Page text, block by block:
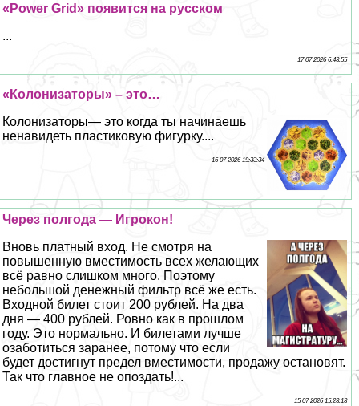
«Power Grid» появится на русском
...
17 07 2026 6:43:55
«Колонизаторы» – это…
Колонизаторы— это когда ты начинаешь
ненавидеть пластиковую фигурку....
16 07 2026 19:33:34
Через полгода — Игрокон!
Вновь платный вход. Не смотря на
повышенную вместимость всех желающих
всё равно слишком много. Поэтому
небольшой денежный фильтр всё же есть.
Входной билет стоит 200 рублей. На два
дня — 400 рублей. Ровно как в прошлом
году. Это нормально. И билетами лучше
озаботиться заранее, потому что если
будет достигнут предел вместимости, продажу остановят.
Так что главное не опоздать!...
15 07 2026 15:23:13